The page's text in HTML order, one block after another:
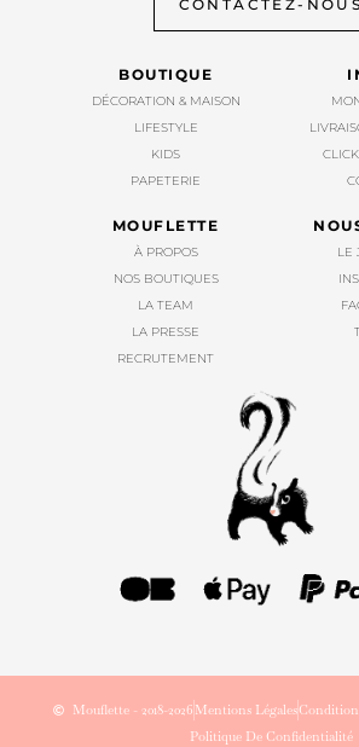
CONTACTEZ-NOUS
BOUTIQUE
DÉCORATION & MAISON
LIFESTYLE
KIDS
PAPETERIE
MOUFLETTE
À PROPOS
NOS BOUTIQUES
LA TEAM
LA PRESSE
RECRUTEMENT
LE
Mouflette - 2018-2026 Mentions Légales
Politique De Confidentialité